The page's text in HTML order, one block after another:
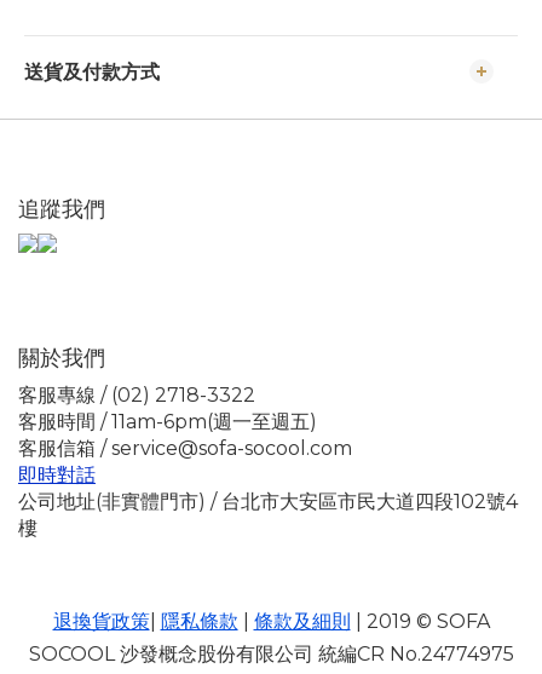
送貨及付款方式
追蹤我們
關於我們
客服專線 / (02) 2718-3322
客服時間 / 11am-6pm(週一至週五)
客服信箱 / service@sofa-socool.com
即時對話
公司地址(非實體門市) / 台北市大安區市民大道四段102號4
樓
退換貨政策| 隱私條款 條款及細則 | 2019 © SOFA
SOCOOL 沙發概念股份有限公司 統編CR No.24774975